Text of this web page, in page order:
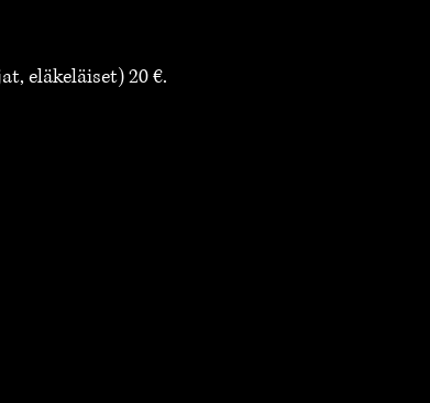
eläkeläiset) 20 €.